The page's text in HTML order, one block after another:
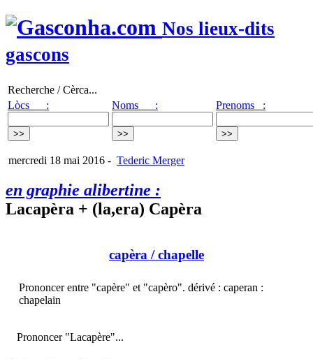
Nos lieux-dits
gascons
Recherche / Cèrca...
Lòcs :
Noms : Prenoms :
mercredi 18 mai 2016 - Tederic Merger
en graphie alibertine :
Lacapèra + (la,era) Capèra
capèra / chapelle
Prononcer entre "capère" et "capèro". dérivé : caperan :
chapelain
Prononcer "Lacapère"...